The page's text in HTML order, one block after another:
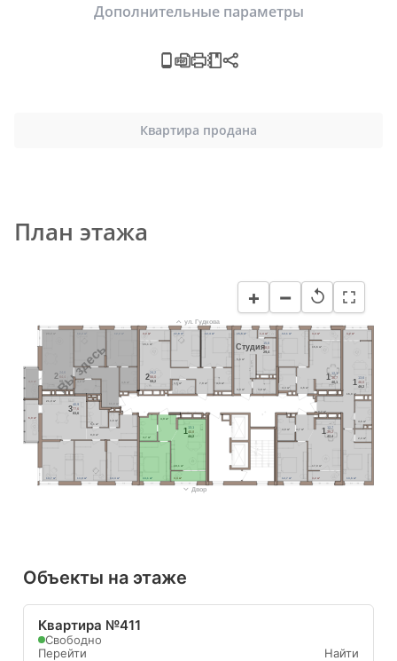
Дополнительные параметры
Квартира продана
План этажа
+ − ↺
3,4 м²
4,7 м²
13,1 м²
18,1 м²
4,9 м²
1
13,1
40,8
44,2
6,0 м²
13,4 м²
13,8 м²
13,7 м²
21,0 м²
5,1 м²
9,0 м²
1,6 м²
3
40,9
77,6
83,6
12,2 м²
12,4 м²
20,2 м²
4,6 м²
2
24,6
64,4
68,7
3,2 м² 12,4 м²
11,8 м²
4,3 м²
16,1 м²
3,5 м² 7,9 м²
2
24,2
56,0
59,2
1,4 м²
5,6 м²
3,8 м²
15,6 м²
3,0 м²
Cтудия
15,6
28,0
29,4
3,4 м²
12,1 м²
4,4 м² 4,6 м²
15,6 м²
1
12,1
36,7
40,1
3,2 м²
13,6 м²
4,6 м²
16,8 м²
8,7 м²
2,3 м²
1
13,6
46,0
49,2
3,2 м²
12,7 м²
4,8 м²
17,0 м²
4,7 м² 1
12,7
39,2
42,4
Вы здесь
ул. Гудкова
Двор
Объекты на этаже
Квартира №411
Свободно
Перейти
Найти